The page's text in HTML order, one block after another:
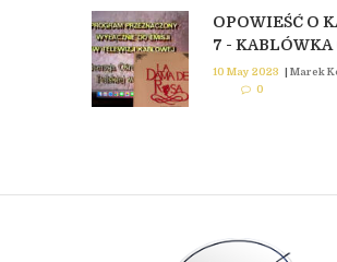
OPOWIEŚĆ O
7 - KABLÓWKA
10 May 2023 | Marek
0